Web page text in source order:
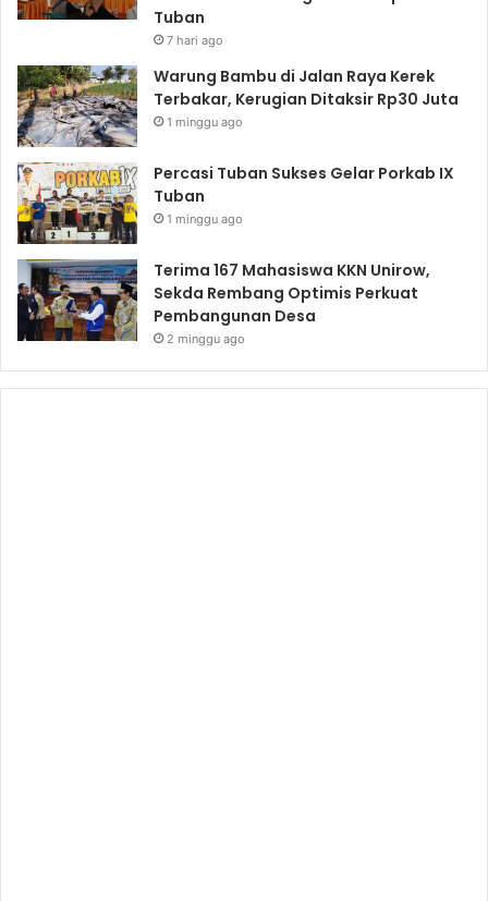
Tuban
7 hari ago
Warung Bambu di Jalan Raya Kerek
Terbakar, Kerugian Ditaksir Rp30 Juta
1 minggu ago
Percasi Tuban Sukses Gelar Porkab IX
Tuban
1 minggu ago
Terima 167 Mahasiswa KKN Unirow,
Sekda Rembang Optimis Perkuat
Pembangunan Desa
2 minggu ago